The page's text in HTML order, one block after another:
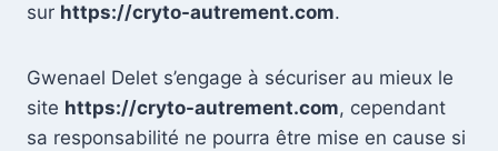
sur https://cryto-autrement.com.
Gwenael Delet s’engage à sécuriser au mieux le
site https://cryto-autrement.com, cependant
sa responsabilité ne pourra être mise en cause si